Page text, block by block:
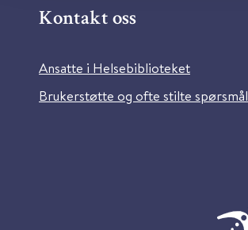
Kontakt oss
Ansatte i Helsebiblioteket
Brukerstøtte og ofte stilte spørsmål